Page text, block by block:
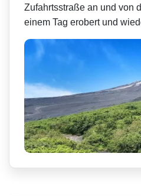
Zufahrtsstraße an und von
einem Tag erobert und